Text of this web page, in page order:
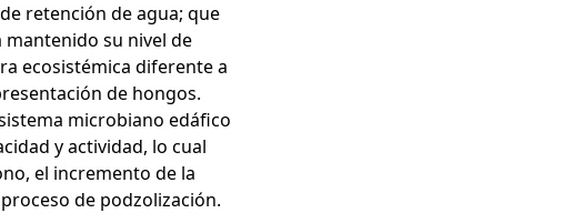
retención de agua; que
su nivel de
ecosistémica diferente a
de hongos.
microbiano edáfico
y actividad, lo cual
el incremento de la
de podzolización.